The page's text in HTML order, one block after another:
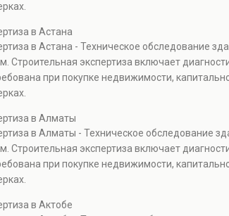
в Астана
в Астана - Техническое обследование
Строительная экспертиза включает
при покупке недвижимости,
в Алматы
в Алматы - Техническое обследование
Строительная экспертиза включает
при покупке недвижимости,
в Актобе